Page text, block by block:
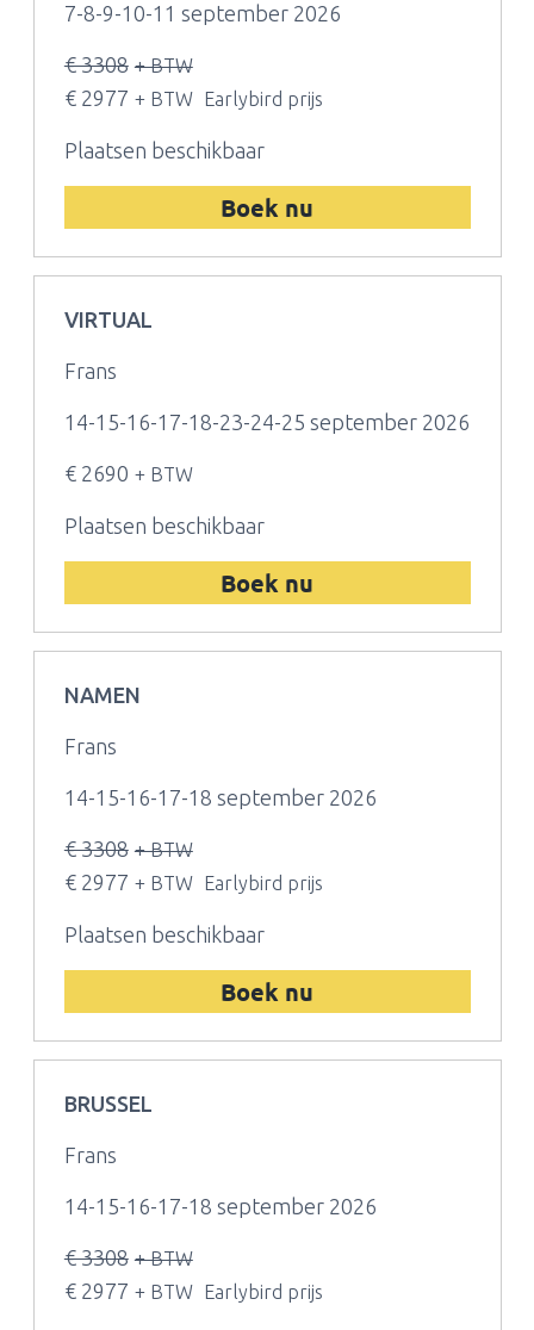
7-8-9-10-11 september 2026
€ 3308 + BTW
€ 2977 + BTW Earlybird prijs
Plaatsen beschikbaar
Boek nu
VIRTUAL
Frans
14-15-16-17-18-23-24-25 september 2026
€ 2690 + BTW
Plaatsen beschikbaar
Boek nu
NAMEN
Frans
14-15-16-17-18 september 2026
€ 3308 + BTW
€ 2977 + BTW Earlybird prijs
Plaatsen beschikbaar
Boek nu
BRUSSEL
Frans
14-15-16-17-18 september 2026
€ 3308 + BTW
€ 2977 + BTW Earlybird prijs